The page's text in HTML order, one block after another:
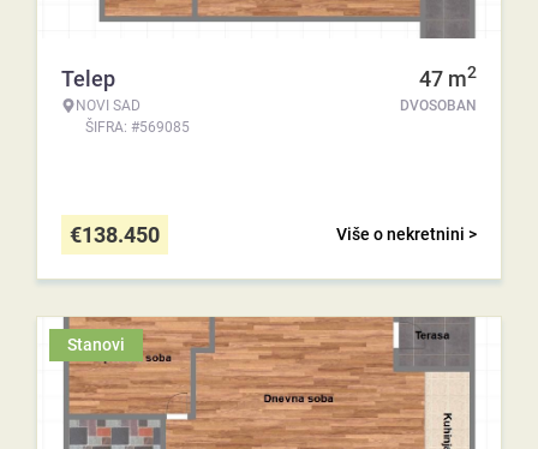
Telep
NOVI SAD
ŠIFRA: #569085
47 m2
DVOSOBAN
Više o nekretnini >
€138.450
Stanovi